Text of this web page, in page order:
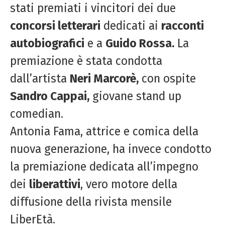
stati premiati i vincitori dei due
concorsi letterari dedicati ai racconti
autobiografici e a Guido Rossa. La
premiazione è stata condotta
dall’artista Neri Marcorè, con ospite
Sandro Cappai, giovane stand up
comedian.
Antonia Fama, attrice e comica della
nuova generazione, ha invece condotto
la premiazione dedicata all’impegno
dei liberattivi, vero motore della
diffusione della rivista mensile
LiberEtà.